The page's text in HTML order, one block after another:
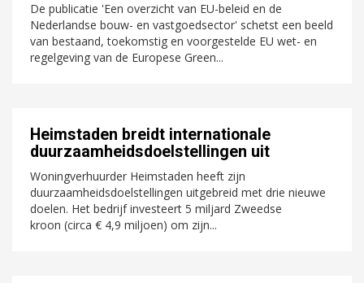
De publicatie 'Een overzicht van EU-beleid en de
Nederlandse bouw- en vastgoedsector' schetst een beeld
van bestaand, toekomstig en voorgestelde EU wet- en
regelgeving van de Europese Green...
Heimstaden breidt internationale
duurzaamheidsdoelstellingen uit
Woningverhuurder Heimstaden heeft zijn
duurzaamheidsdoelstellingen uitgebreid met drie nieuwe
doelen. Het bedrijf investeert 5 miljard Zweedse
kroon (circa € 4,9 miljoen) om zijn...